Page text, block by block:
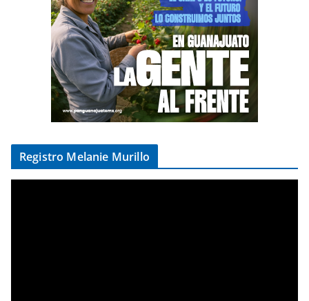
Registro Melanie Murillo